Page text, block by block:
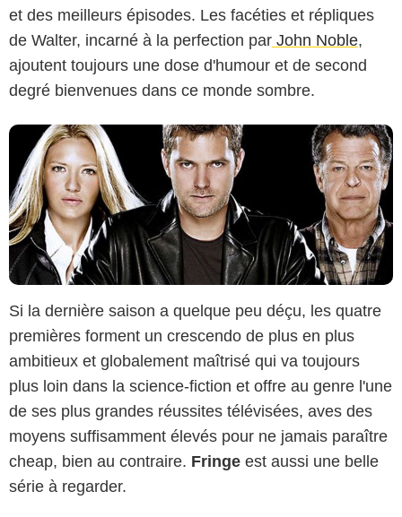
et des meilleurs épisodes. Les facéties et répliques
de Walter, incarné à la perfection par John Noble,
ajoutent toujours une dose d'humour et de second
degré bienvenues dans ce monde sombre.
Si la dernière saison a quelque peu déçu, les quatre
premières forment un crescendo de plus en plus
ambitieux et globalement maîtrisé qui va toujours
plus loin dans la science-fiction et offre au genre l'une
de ses plus grandes réussites télévisées, aves des
moyens suffisamment élevés pour ne jamais paraître
cheap, bien au contraire. Fringe est aussi une belle
série à regarder.